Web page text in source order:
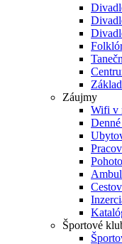
Záujmy
Wifi v
Športové